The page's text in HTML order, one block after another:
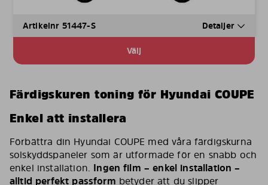
Artikelnr 51447-S Detaljer
Välj
Färdigskuren toning för Hyundai COUPE
Enkel att installera
Förbättra din Hyundai COUPE med våra färdigskurna
solskyddspaneler som är utformade för en snabb och
enkel installation. Ingen film – enkel installation –
alltid perfekt passform betyder att du slipper